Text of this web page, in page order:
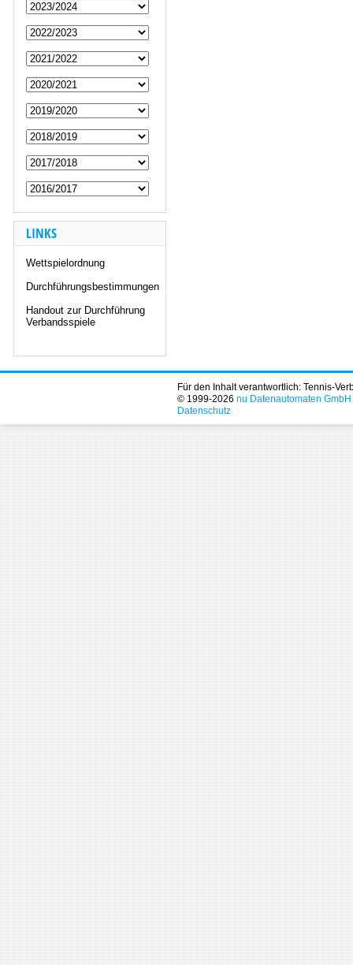
LINKS
Wettspielordnung
Durchführungsbestimmungen
Handout zur Durchführung
Verbandsspiele
Für den Inhalt verantwortlich: Tennis-
© 1999-2026 nu Datenautomaten
Datenschutz